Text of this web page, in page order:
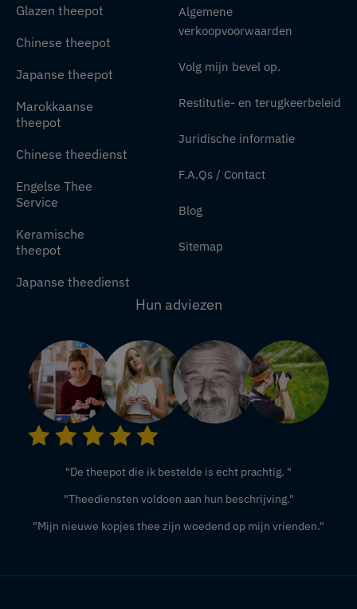
Glazen theepot
Chinese theepot
Japanse theepot
Marokkaanse
theepot
Chinese theedienst
Engelse Thee
Service
Keramische
theepot
Japanse theedienst
Algemene
verkoopvoorwaarden
Volg mijn bevel op.
Restitutie- en terugkeerbeleid
Juridische informatie
F.A.Qs / Contact
Blog
Sitemap
Hun adviezen
"De theepot die ik bestelde is echt prachtig. "
"Theediensten voldoen aan hun beschrijving."
"Mijn nieuwe kopjes thee zijn woedend op mijn vrienden."